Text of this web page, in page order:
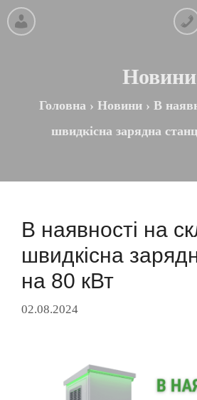
Новини
Головна › Новини › В
швидкісна зарядна
В наявності на
швидкісна
на 80 кВт
02.08.2024